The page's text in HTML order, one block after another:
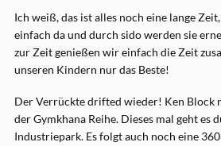
Ich weiß, das ist alles noch eine lange
einfach da und durch sido werden sie
zur Zeit genießen wir einfach die Zeit
unseren Kindern nur das Beste!
Der Verrückte drifted wieder! Ken Block
der Gymkhana Reihe. Dieses mal geht es
Industriepark. Es folgt auch noch eine